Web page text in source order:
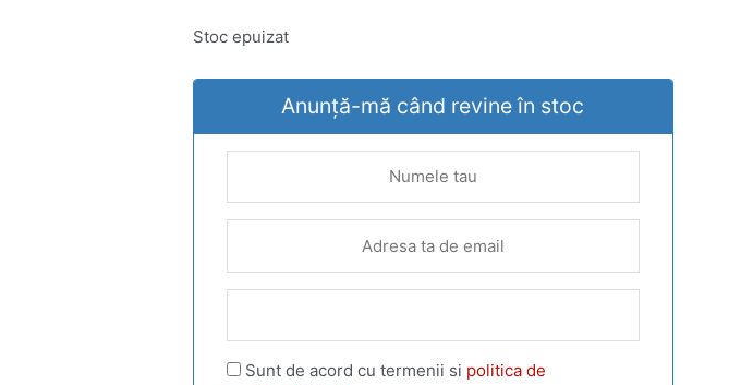
Stoc epuizat
Anunță-mă când revine în stoc
Sunt de acord cu termenii si politica de